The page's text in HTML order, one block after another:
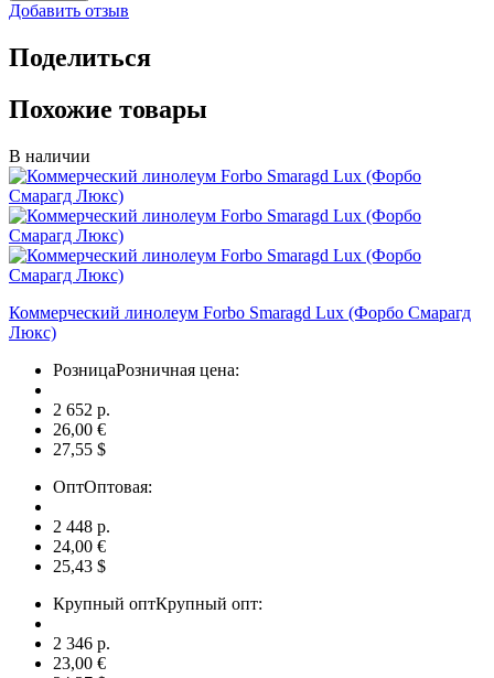
Добавить отзыв
Поделиться
Похожие товары
В наличии
Коммерческий линолеум Forbo Smaragd Lux (Форбо Смарагд
Люкс)
РозницаРозничная цена:
2 652 p.
26,00 €
27,55 $
ОптОптовая:
2 448 p.
24,00 €
25,43 $
Крупный оптКрупный опт:
2 346 p.
23,00 €